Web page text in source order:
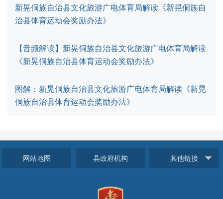
新晃侗族自治县文化旅游广电体育局解读《新晃侗族自
治县体育运动会奖励办法》
【音频解读】新晃侗族自治县文化旅游广电体育局解读
《新晃侗族自治县体育运动会奖励办法》
图解：新晃侗族自治县文化旅游广电体育局解读《新晃
侗族自治县体育运动会奖励办法》
网站地图 县政府机构 其他链接